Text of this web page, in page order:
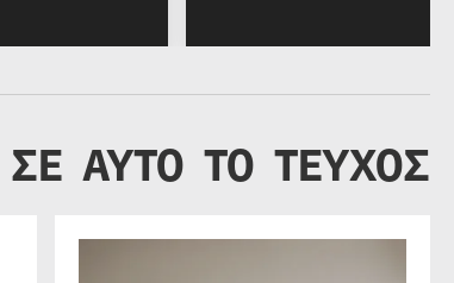
ΣΕ ΑΥΤΟ ΤΟ ΤΕΥΧΟΣ